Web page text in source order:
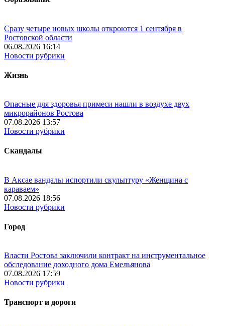
Сразу четыре новых школы откроются 1 сентября в
Ростовской области
06.08.2026 16:14
Новости рубрики
Жизнь
Опасные для здоровья примеси нашли в воздухе двух
микрорайонов Ростова
07.08.2026 13:57
Новости рубрики
Скандалы
В Аксае вандалы испортили скульптуру «Женщина с
караваем»
07.08.2026 18:56
Новости рубрики
Город
Власти Ростова заключили контракт на инструментальное
обследование доходного дома Емельянова
07.08.2026 17:59
Новости рубрики
Транспорт и дороги